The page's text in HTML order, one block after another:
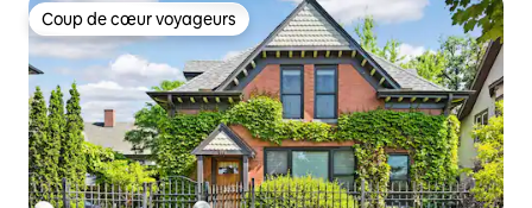
Coup de cœur voyageurs
Coup de cœur voyageurs